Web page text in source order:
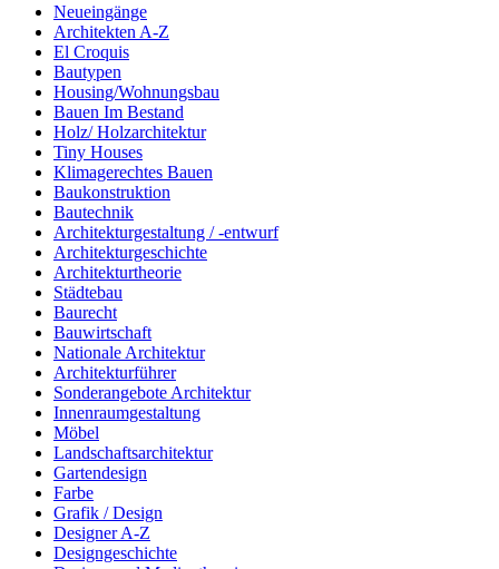
Neueingänge
Architekten A-Z
El Croquis
Bautypen
Housing/Wohnungsbau
Bauen Im Bestand
Holz/ Holzarchitektur
Tiny Houses
Klimagerechtes Bauen
Baukonstruktion
Bautechnik
Architekturgestaltung / -entwurf
Architekturgeschichte
Architekturtheorie
Städtebau
Baurecht
Bauwirtschaft
Nationale Architektur
Architekturführer
Sonderangebote Architektur
Innenraumgestaltung
Möbel
Landschaftsarchitektur
Gartendesign
Farbe
Grafik / Design
Designer A-Z
Designgeschichte